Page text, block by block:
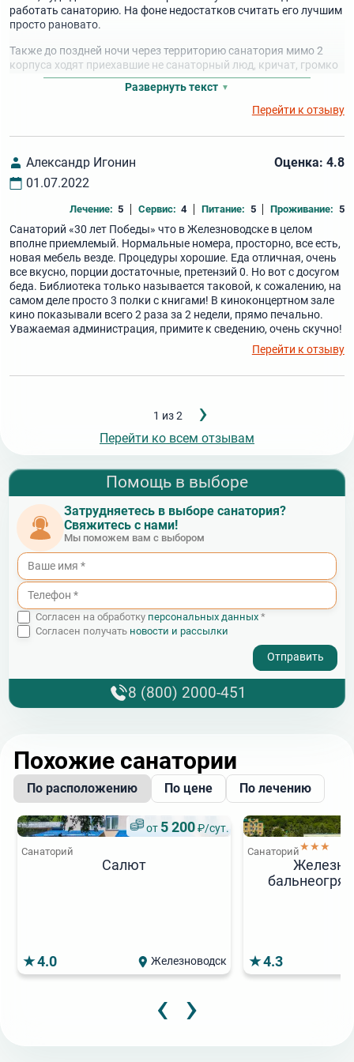
работать санаторию. На фоне недостатков считать его лучшим
просто рановато.
Также до поздней ночи через территорию санатория мимо 2
корпуса ходят приехавшие не санаторный люд, кричат, громко
разговаривают, не уснуть, а в праздничные и выходные дни
просто ад. Из ближайших кафешек любители шашлыков
расходятся до утра. Дым от мангалов по всему санаторию,
шашлычную из курортного места.
Развернуть текст
Перейти к отзыву
Александр Игонин
01.07.2022
Оценка: 4.8
Лечение: 5 Сервис: 4 Питание: 5 Проживание: 5
Санаторий «30 лет Победы» что в Железноводске в целом
вполне приемлемый. Нормальные номера, просторно, все есть,
новая мебель везде. Процедуры хорошие. Еда отличная, очень
все вкусно, порции достаточные, претензий 0. Но вот с досугом
беда. Библиотека только называется таковой, к сожалению, на
самом деле просто 3 полки с книгами! В киноконцертном зале
кино показывали всего 2 раза за 2 недели, прямо печально.
Уважаемая администрация, примите к сведению, очень скучно!
Перейти к отзыву
1 из 2 страница
›
Перейти ко всем отзывам
Помощь в выборе
Затрудняетесь в выборе санатория?
Свяжитесь с нами!
Мы поможем вам с выбором
Согласен на обработку персональных данных *
Согласен получать новости и рассылки
8 (800) 2000-451
Похожие санатории
По расположению По цене По лечению
от 5 200₽/сут.
Санаторий
Салют
4.0 Железноводск
Санаторий★★★
4.3
‹ ›